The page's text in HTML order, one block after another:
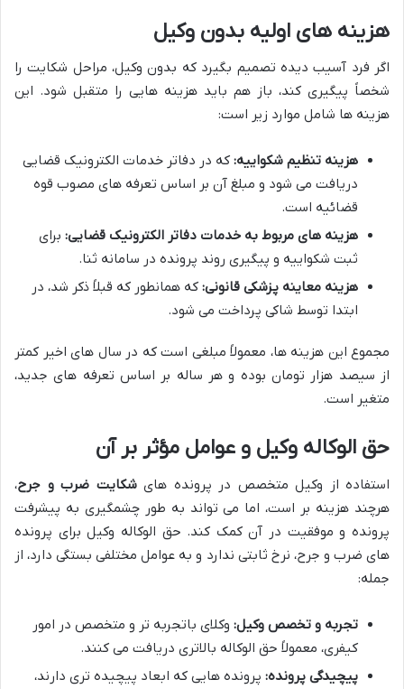
هزینه های اولیه بدون وکیل
اگر فرد آسیب دیده تصمیم بگیرد که بدون وکیل، مراحل شکایت را
شخصاً پیگیری کند، باز هم باید هزینه هایی را متقبل شود. این
هزینه ها شامل موارد زیر است:
هزینه تنظیم شکواییه: که در دفاتر خدمات الکترونیک قضایی
دریافت می شود و مبلغ آن بر اساس تعرفه های مصوب قوه
قضائیه است.
هزینه های مربوط به خدمات دفاتر الکترونیک قضایی: برای
ثبت شکواییه و پیگیری روند پرونده در سامانه ثنا.
هزینه معاینه پزشکی قانونی: که همانطور که قبلاً ذکر شد، در
ابتدا توسط شاکی پرداخت می شود.
مجموع این هزینه ها، معمولاً مبلغی است که در سال های اخیر کمتر
از سیصد هزار تومان بوده و هر ساله بر اساس تعرفه های جدید،
متغیر است.
حق الوکاله وکیل و عوامل مؤثر بر آن
استفاده از وکیل متخصص در پرونده هایشکایت ضرب و جرح،
هرچند هزینه بر است، اما می تواند به طور چشمگیری به پیشرفت
پرونده و موفقیت در آن کمک کند. حق الوکاله وکیل برای پرونده
های ضرب و جرح، نرخ ثابتی ندارد و به عوامل مختلفی بستگی دارد، از
جمله:
تجربه و تخصص وکیل: وکلای باتجربه تر و متخصص در امور
کیفری، معمولاً حق الوکاله بالاتری دریافت می کنند.
پیچیدگی پرونده: پرونده هایی که ابعاد پیچیده تری دارند،